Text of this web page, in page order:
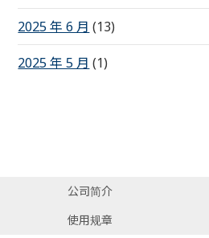
2025 年 6 月 (13)
2025 年 5 月 (1)
公司简介
使用规章